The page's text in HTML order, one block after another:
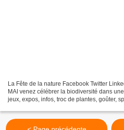
La Fête de la nature Facebook Twitter
MAI venez célébrer la biodiversité dans
jeux, expos, infos, troc de plantes, goûter,